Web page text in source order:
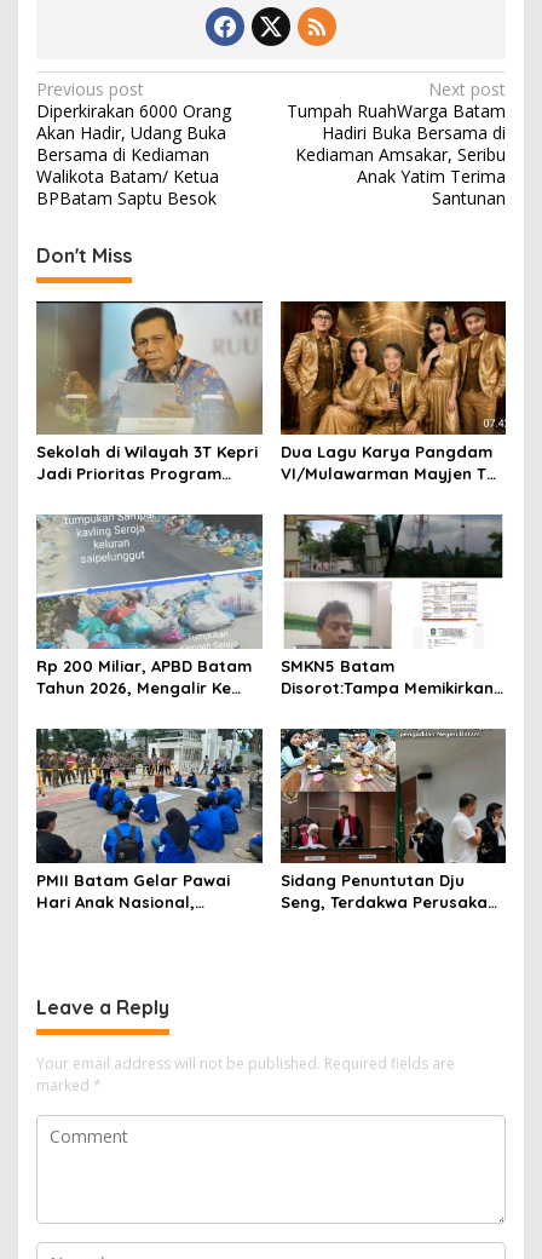
P
o
s
t
a
v
i
g
a
t
i
n
Previous post
Diperkirakan 6000 Orang
Akan Hadir, Udang Buka
Bersama di Kediaman
Walikota Batam/ Ketua
BPBatam Saptu Besok
Next post
Tumpah RuahWarga Batam
Hadiri Buka Bersama di
Kediaman Amsakar, Seribu
Anak Yatim Terima
Santunan
Don't Miss
Sekolah di Wilayah 3T Kepri
Jadi Prioritas Program
2026
Dua Lagu Karya Pangdam
VI/Mulawarman Mayjen TNI
Singing Competition HUT
Ke-81 RI
Rp 200 Miliar, APBD Batam
Tahun 2026, Mengalir Ke
Batam, Belum Berhasil
Bereskan Sampah
SMKN5 Batam
Disorot:Tampa Memikirkan
Lingkungan, Gubernur
Kepri, Ansar Ahmad
Komersilkan Lahan Sekolah
Untuk Pendirian Tower
PMII Batam Gelar Pawai
Hari Anak Nasional,
Sidang Penuntutan Dju
Seng, Terdakwa Perusakan
Leave a Reply
Your email address will not be published. Required fields are
marked *